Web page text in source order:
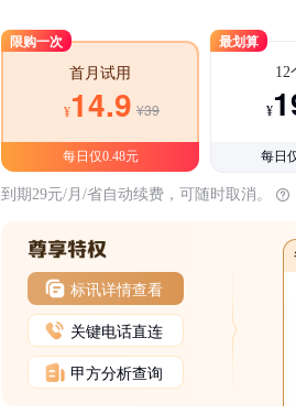
限购一次
首月试用
¥14.9 ¥39
每日仅0.48元
最划算
12
¥
每日
到期29元/月/省自动续费，可随时取消。
标讯详情查看
关键电话直连
甲方分析查询